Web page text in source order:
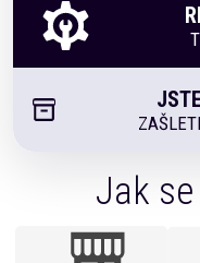
Jak